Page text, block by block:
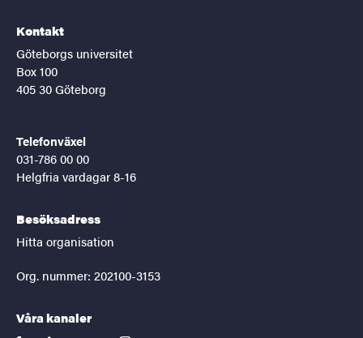
Kontakt
Göteborgs universitet
Box 100
405 30 Göteborg
Telefonväxel
031-786 00 00
Helgfria vardagar 8-16
Besöksadress
Hitta organisation
Org. nummer: 202100-3153
Våra kanaler